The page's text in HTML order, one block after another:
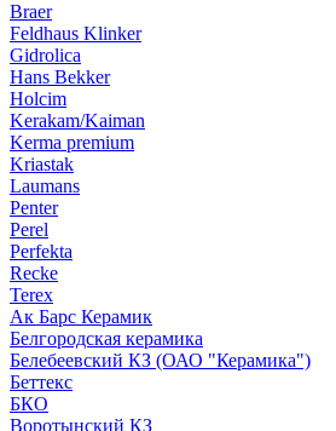
Braer
Feldhaus Klinker
Gidrolica
Hans Bekker
Holcim
Kerakam/Kaiman
Kerma premium
Kriastak
Laumans
Penter
Perel
Perfekta
Recke
Terex
Ак Барс Керамик
Белгородская керамика
Белебеевский КЗ (ОАО "Керамика")
Беттекс
БКО
Воротынский КЗ